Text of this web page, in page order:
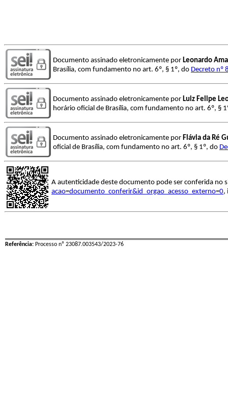
Documento assinado eletronicamente por Leonardo
Brasília, com fundamento no art. 6º, § 1º, do Decreto nº
Documento assinado eletronicamente por Luiz Felipe
horário oficial de Brasília, com fundamento no art. 6º, §
Documento assinado eletronicamente por Flávia da Ré
oficial de Brasília, com fundamento no art. 6º, § 1º, do
A autenticidade deste documento pode ser conferida no
acao=documento_conferir&id_orgao_acesso_externo=0,
Referência: Processo nº 23087.003543/2023-76